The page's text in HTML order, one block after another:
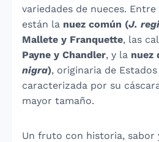
variedades de nueces.
están la nuez común (J.
Mallete y Franquette, las
Payne y Chandler, y la nuez
nigra), originaria de
caracterizada por su
mayor tamaño.
Un fruto con historia, sabor